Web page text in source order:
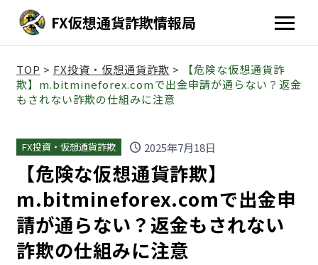
FX仮想通貨詐欺情報局
TOP > FX投資・仮想通貨詐欺 >
【危険な仮想通貨詐
欺】m.bitmineforex.comで出金申請が通らない？返金
もされない詐欺の仕組みに注意
FX投資・仮想通貨詐欺 schedule 2025年7月18日
【危険な仮想通貨詐欺】
m.bitmineforex.comで出金申
請が通らない？返金もされない
詐欺の仕組みに注意